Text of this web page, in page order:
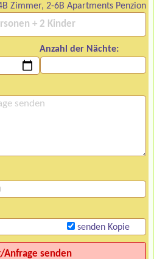
Zimmer, 2-6B Apartments Penzion
Anzahl der Nächte:
senden Kopie